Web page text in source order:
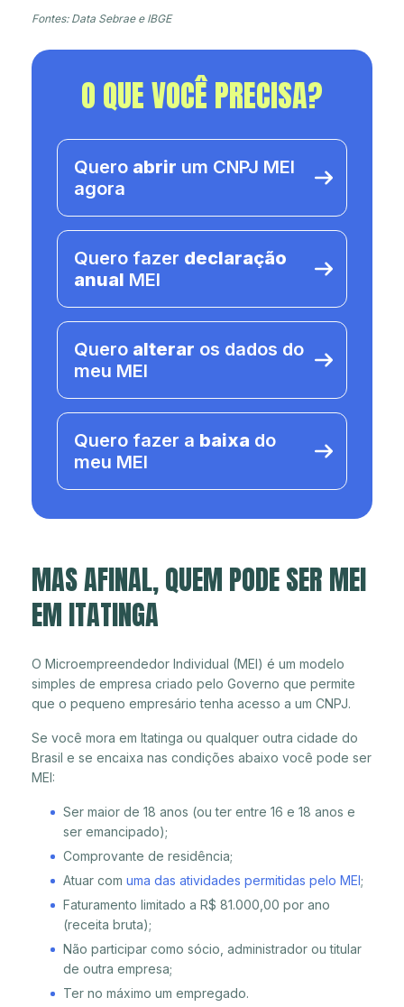
Fontes: Data Sebrae e IBGE
O QUE VOCÊ PRECISA?
Quero abrir um CNPJ MEI
agora
Quero fazer declaração
anual MEI
Quero alterar os dados do
meu MEI
Quero fazer a baixa do
meu MEI
MAS AFINAL, QUEM PODE SER MEI
EM ITATINGA
O Microempreendedor Individual (MEI) é um modelo
simples de empresa criado pelo Governo que permite
que o pequeno empresário tenha acesso a um CNPJ.
Se você mora em Itatinga ou qualquer outra cidade do
Brasil e se encaixa nas condições abaixo você pode ser
MEI:
Ser maior de 18 anos (ou ter entre 16 e 18 anos e
ser emancipado);
Comprovante de residência;
Atuar com uma das atividades permitidas pelo MEI;
Faturamento limitado a R$ 81.000,00 por ano
(receita bruta);
Não participar como sócio, administrador ou titular
de outra empresa;
Ter no máximo um empregado.